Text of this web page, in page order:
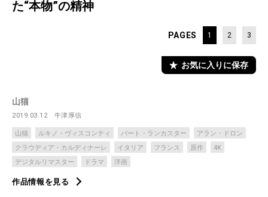
た“本物”の精神
PAGES 1 2 3
お気に入りに保存
山猫
2019.03.12 牛津厚信
山猫 ルキノ・ヴィスコンティ バート・ランカスター
アラン・ドロン
クラウディア・カルディナーレ
イタリア フランス 原作
4K
デジタルリマスター
ドラマ 洋画
作品情報を見る